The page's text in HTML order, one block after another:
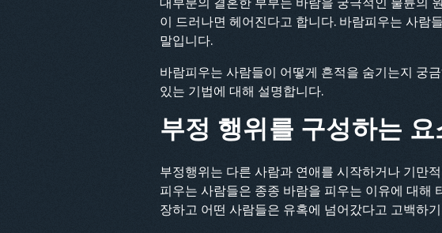
이 드러나면 헤어진다고 합니다. 바람피우는 사람
말입니다.
바람피우는 사람들이 어떻게 흔적을 숨기는지 궁
있는 기법에 대해 설명합니다.
부정 행위를 구성하는
부정행위는 다른 사람과 연애를 시작하거나 기만
피우는 사람들은 종종 바람을 피우는 이유에 대해
장하고 어떤 사람들은 유혹에 넘어갔다고 고백하